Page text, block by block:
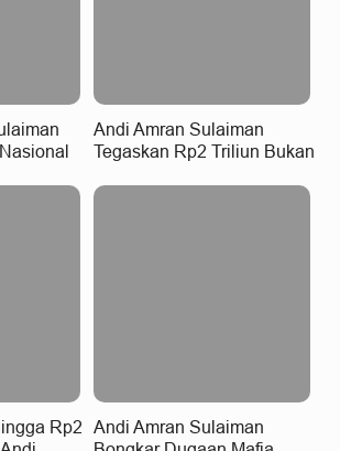
Nyata
Andi Amran Sulaiman
Tegaskan Rp2 Triliun Bukan
Merampas Hak Rakyat
Rp2
Andi Amran Sulaiman